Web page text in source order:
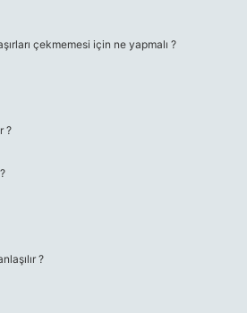
çekmemesi için ne yapmalı ?
?
?